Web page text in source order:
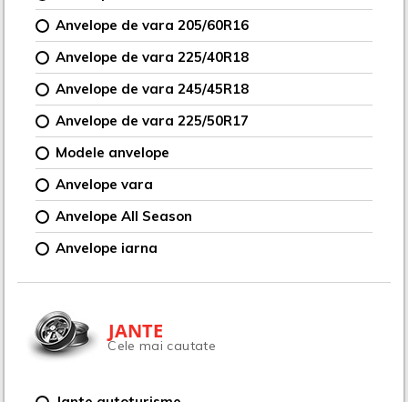
Anvelope de vara 205/60R16
Anvelope de vara 225/40R18
Anvelope de vara 245/45R18
Anvelope de vara 225/50R17
Modele anvelope
Anvelope vara
Anvelope All Season
Anvelope iarna
JANTE
Cele mai cautate